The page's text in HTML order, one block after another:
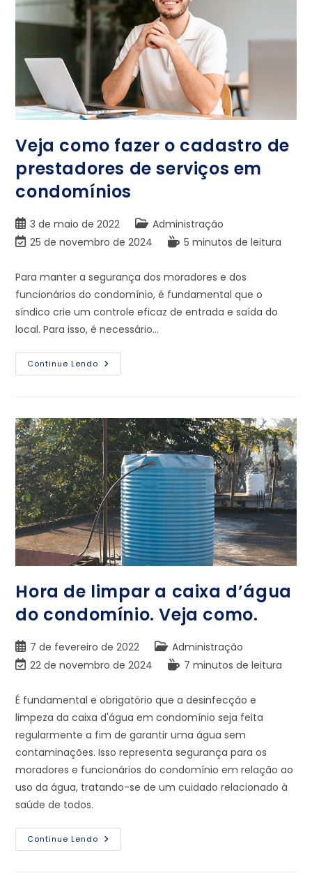
Veja como fazer o cadastro de
prestadores de serviços em
condomínios
3 de maio de 2022
Administração
25 de novembro de 2024
5 minutos de leitura
Para manter a segurança dos moradores e dos
funcionários do condomínio, é fundamental que o
síndico crie um controle eficaz de entrada e saída do
local. Para isso, é necessário…
Continue Lendo
Hora de limpar a caixa d’água
do condomínio. Veja como.
7 de fevereiro de 2022
Administração
22 de novembro de 2024
7 minutos de leitura
É fundamental e obrigatório que a desinfecção e
limpeza da caixa d'água em condomínio seja feita
regularmente a fim de garantir uma água sem
contaminações. Isso representa segurança para os
moradores e funcionários do condomínio em relação ao
uso da água, tratando-se de um cuidado relacionado à
saúde de todos.
Continue Lendo